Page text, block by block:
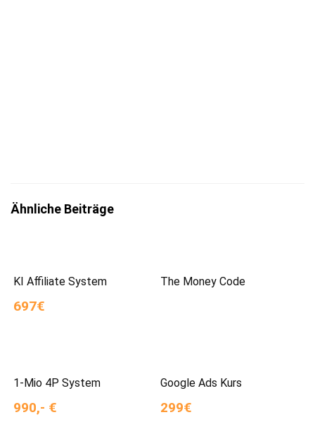
Ähnliche Beiträge
KI Affiliate System
697€
The Money Code
1-Mio 4P System
990,- €
Google Ads Kurs
299€